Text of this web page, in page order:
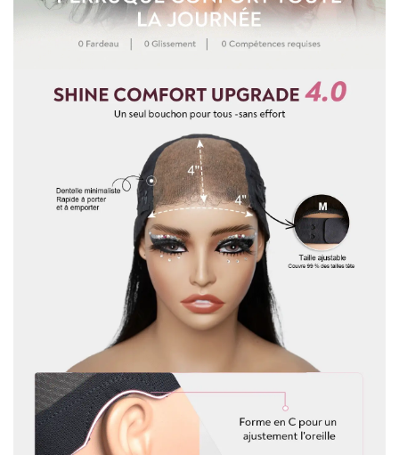
cheveux sont usés ou endommagés, nous ne pouvons pas
accepter les retours. S'il y a un problème de qualité des
cheveux, vous pouvez les retourner sans frais.
4.Puis-je personnaliser une perruque autre que les perruques
Oui, nous pouvons faire n'importe quelle perruque comme
vous le souhaitez. Vous pouvez nous envoyer des photos et
des exigences. Il faudra 7 jours pour procéder. Vous pouvez
nous écrire à : vip@shinehair.fr
5.Puis-je avoir un prix de gros si j'en achète plus ?
Oui, vous pouvez avoir un prix de gros si vous nous contactez
pour une commande groupée.
3.WIG MESURE
bas et utilisez vos doigts pour les boucler de l'intérieur vers
l'extérieur aux extrémités pour des boucles plus lisses.
7.Le soin des perruques est recommandé une fois par
semaine ou deux semaines dépend de l'utilisation.